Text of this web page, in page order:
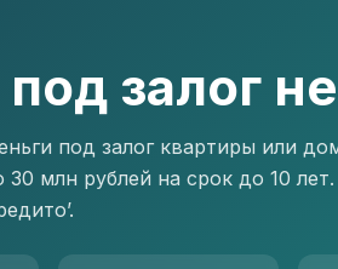
залог
под залог квартиры или
млн рублей на срок до 10